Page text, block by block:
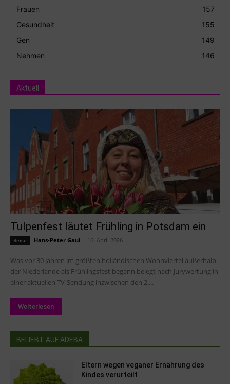
Frauen
157
Gesundheit
155
Gen
149
Nehmen
146
Aktuell
Tulpenfest läutet Frühling in Potsdam ein
Reise Hans-Peter Gaul 16. April 2026
Was vor 30 Jahren im größten holländischen Wohnviertel außerhalb
der Niederlande als Frühlingsfest begann belegt nach Jurywertung in
einer aktuellen TV-Sendung inzwischen den 2....
Weiterlesen
BELIEBT AUF ADEBA
Eltern wegen veganer Ernährung des
Kindes verurteilt